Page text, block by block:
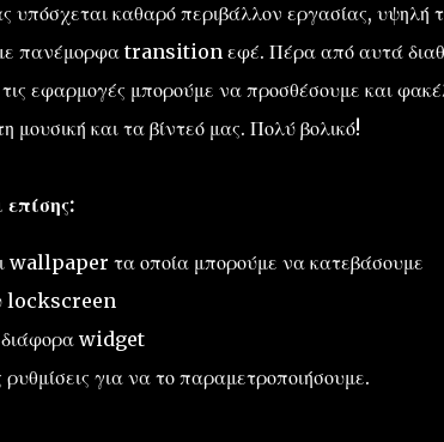
υπόσχεται καθαρό περιβάλλον εργασίας,
πανέμορφα transition εφέ. Πέρα από αυτά
εφαρμογές μπορούμε να προσθέσουμε και
μουσική και τα βίντεό μας. Πολύ βολικό!
wallpaper τα οποία μπορούμε να κατεβάσουμε
lockscreen
διάφορα widget
ρυθμίσεις για να το παραμετροποιήσουμε.